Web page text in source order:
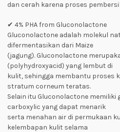
dan cerah karena proses
✔ 4% PHA from Gluconolactone
Gluconolactone adalah molekul
difermentasikan dari Maize
(jagung). Gluconolactone
(polyhydroxyacid) yang lembut di
kulit, sehingga membantu proses
stratum corneum teratas.
Selain itu Gluconolactone memiliki
carboxylic yang dapat menarik
serta menahan air di permukaan
kelembapan kulit selama